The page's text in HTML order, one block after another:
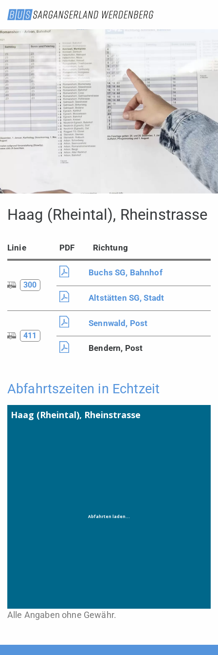
Haag (Rheintal), Rheinstrasse
Linie PDF Richtung
300
Buchs SG, Bahnhof
Altstätten SG, Stadt
411
Sennwald, Post
Bendern, Post
Abfahrtszeiten in Echtzeit
Alle Angaben ohne Gewähr.